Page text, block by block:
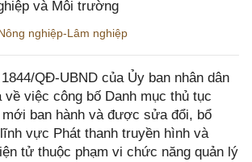
và Môi trường
nghiệp-Lâm nghiệp
QĐ-UBND của Ủy ban nhân dân
về việc công bố Danh mục thủ tục
mới ban hành và được sửa đổi, bổ
vực Phát thanh truyền hình và
tử thuộc phạm vi chức năng quản lý